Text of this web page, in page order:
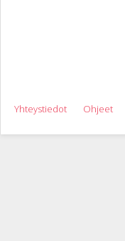
Yhteystiedot Ohjeet